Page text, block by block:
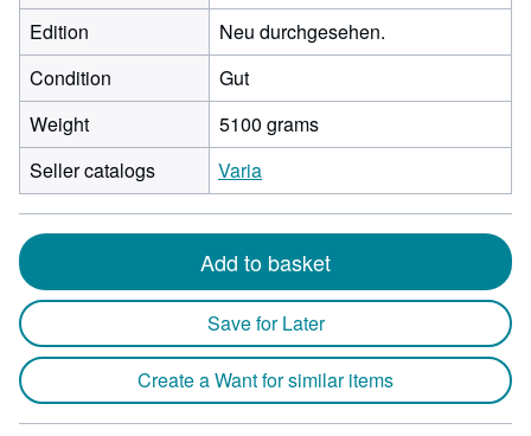
Edition
Neu durchgesehen.
Condition
Gut
Weight
5100 grams
Seller catalogs
Varia
Add to basket
Save for Later
Create a Want for similar items